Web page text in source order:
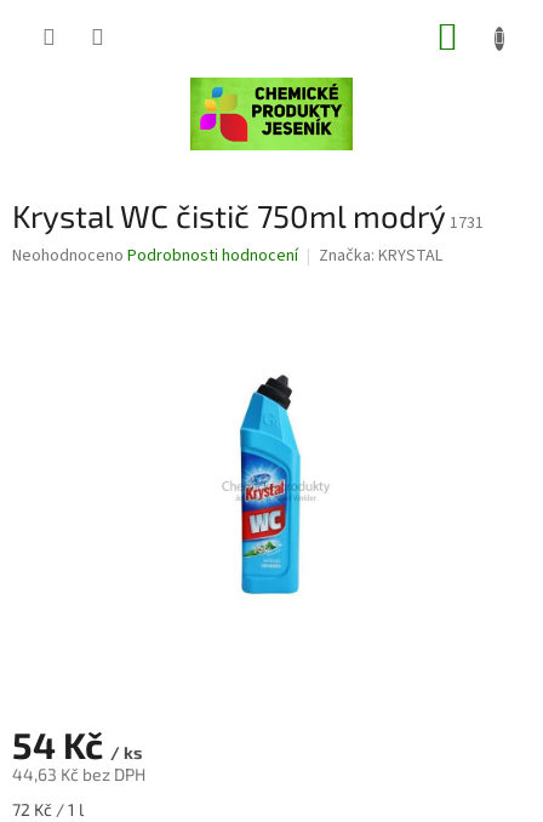
Krystal WC čistič 750ml modrý 1731
Průměrné
Neohodnoceno Podrobnosti hodnocení Značka: KRYSTAL
54 Kč / ks
44,63 Kč bez DPH
Měrná
72 Kč / 1 l